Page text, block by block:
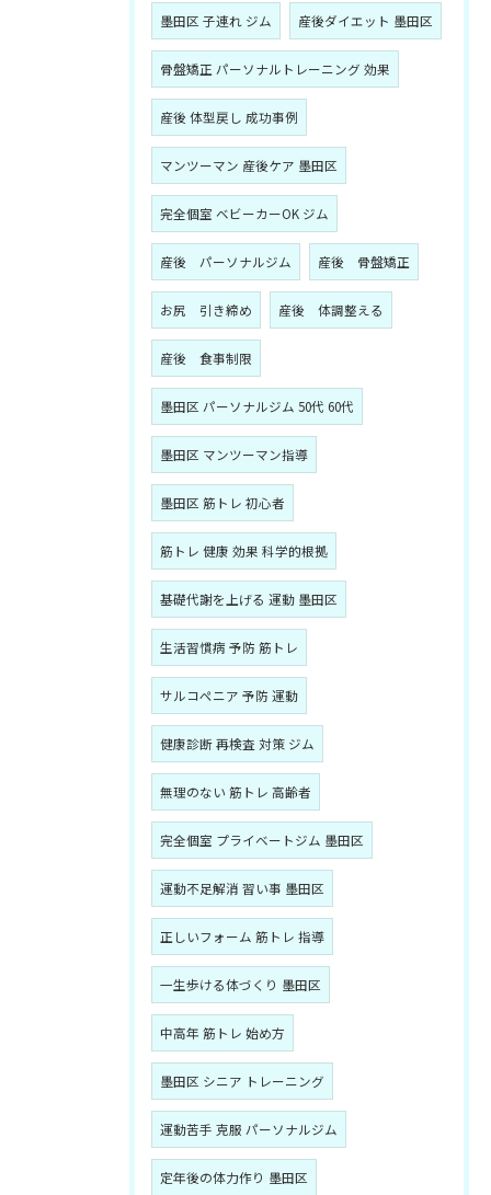
墨田区 子連れ ジム 産後ダイエット 墨田区
骨盤矯正 パーソナルトレーニング 効果
産後 体型戻し 成功事例
マンツーマン 産後ケア 墨田区
完全個室 ベビーカーOK ジム
産後 パーソナルジム 産後 骨盤矯正
お尻 引き締め 産後 体調整える
産後 食事制限
墨田区 パーソナルジム 50代 60代
墨田区 マンツーマン指導
墨田区 筋トレ 初心者
筋トレ 健康 効果 科学的根拠
基礎代謝を上げる 運動 墨田区
生活習慣病 予防 筋トレ
サルコペニア 予防 運動
健康診断 再検査 対策 ジム
無理のない 筋トレ 高齢者
完全個室 プライベートジム 墨田区
運動不足解消 習い事 墨田区
正しいフォーム 筋トレ 指導
一生歩ける体づくり 墨田区
中高年 筋トレ 始め方
墨田区 シニア トレーニング
運動苦手 克服 パーソナルジム
定年後の体力作り 墨田区